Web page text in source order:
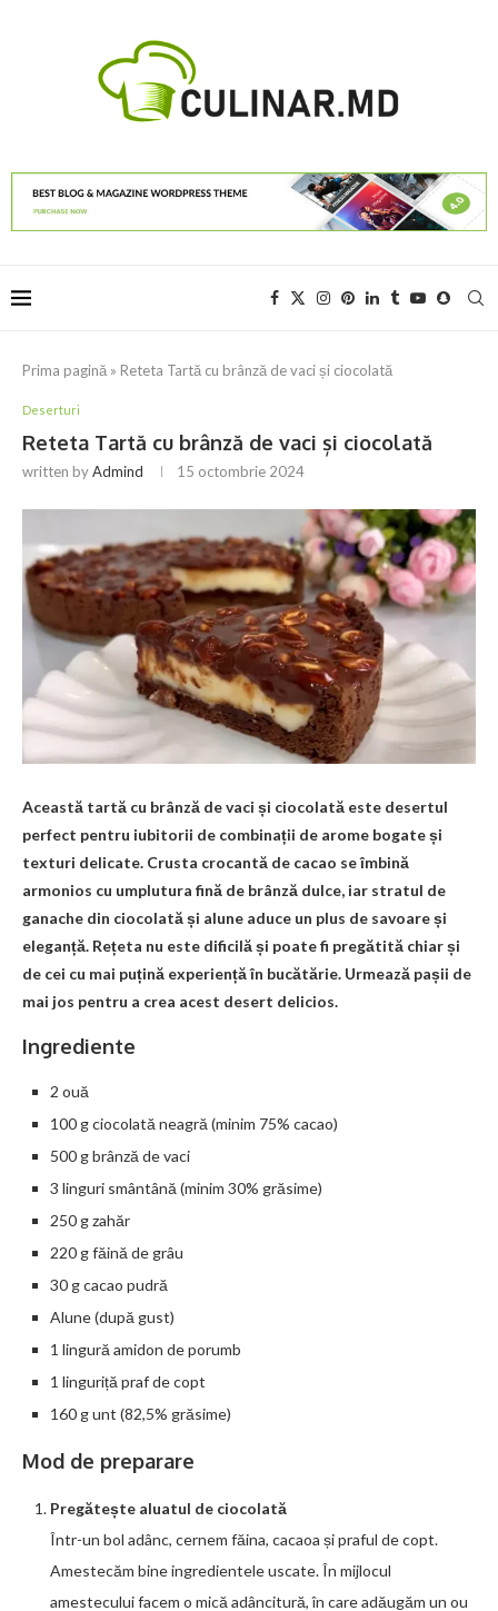
Prima pagină » Reteta Tartă cu brânză de vaci și ciocolată
Deserturi
Reteta Tartă cu brânză de vaci și ciocolată
written byAdmind 15 octombrie 2024
Această tartă cu brânză de vaci și ciocolată este desertul
perfect pentru iubitorii de combinații de arome bogate și
texturi delicate. Crusta crocantă de cacao se îmbină
armonios cu umplutura fină de brânză dulce, iar stratul de
ganache din ciocolată și alune aduce un plus de savoare și
eleganță. Rețeta nu este dificilă și poate fi pregătită chiar și
de cei cu mai puțină experiență în bucătărie. Urmează pașii de
mai jos pentru a crea acest desert delicios.
Ingrediente
2 ouă
100 g ciocolată neagră (minim 75% cacao)
500 g brânză de vaci
3 linguri smântână (minim 30% grăsime)
250 g zahăr
220 g făină de grâu
30 g cacao pudră
Alune (după gust)
1 lingură amidon de porumb
1 linguriță praf de copt
160 g unt (82,5% grăsime)
Mod de preparare
Pregătește aluatul de ciocolată
Într-un bol adânc, cernem făina, cacaoa și praful de copt.
Amestecăm bine ingredientele uscate. În mijlocul
amestecului facem o mică adâncitură, în care adăugăm un ou